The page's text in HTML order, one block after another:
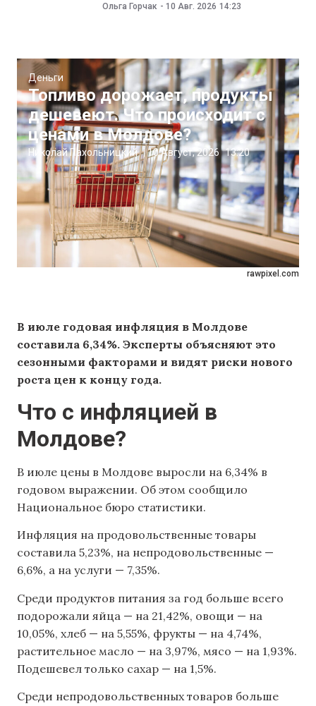
Ольга Горчак - 10 Авг. 2026 14:23
rawpixel.com
Деньги
Топливо дорожает, продукты
дешевеют. Что происходит с
ценами в Молдове?
Николай Пахольницкий |10 Август, 2026 13:20
В июле годовая инфляция в Молдове
составила 6,34%. Эксперты объясняют это
сезонными факторами и видят риски нового
роста цен к концу года.
Что с инфляцией в
Молдове?
В июле цены в Молдове выросли на 6,34% в
годовом выражении. Об этом сообщило
Национальное бюро статистики.
Инфляция на продовольственные товары
составила 5,23%, на непродовольственные —
6,6%, а на услуги — 7,35%.
Среди продуктов питания за год больше всего
подорожали яйца — на 21,42%, овощи — на
10,05%, хлеб — на 5,55%, фрукты — на 4,74%,
растительное масло — на 3,97%, мясо — на 1,93%.
Подешевел только сахар — на 1,5%.
Среди непродовольственных товаров больше